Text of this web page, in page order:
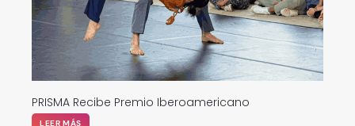
PRISMA Recibe Premio Iberoamericano
LEER MÁS